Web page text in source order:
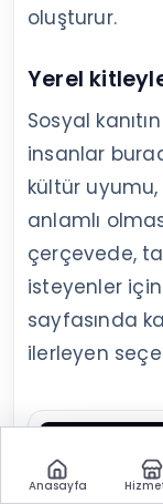
oluşturur.
Yerel
Sosyal
insanlar
kültür uyumu,
anlamlı
çerçevede,
isteyenler için
sayfasında
ilerleyen
Anasayfa